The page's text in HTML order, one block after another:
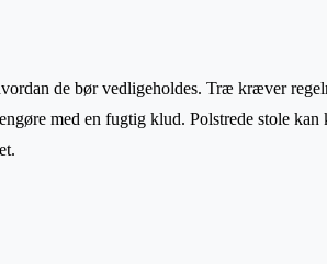
de bør vedligeholdes. Træ kræver
med en fugtig klud. Polstrede stole